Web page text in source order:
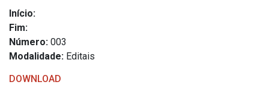
Início:
Fim:
Número: 003
Modalidade: Editais
DOWNLOAD